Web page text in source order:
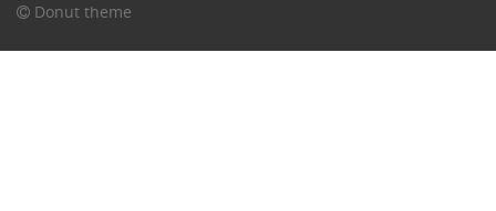
Donut theme